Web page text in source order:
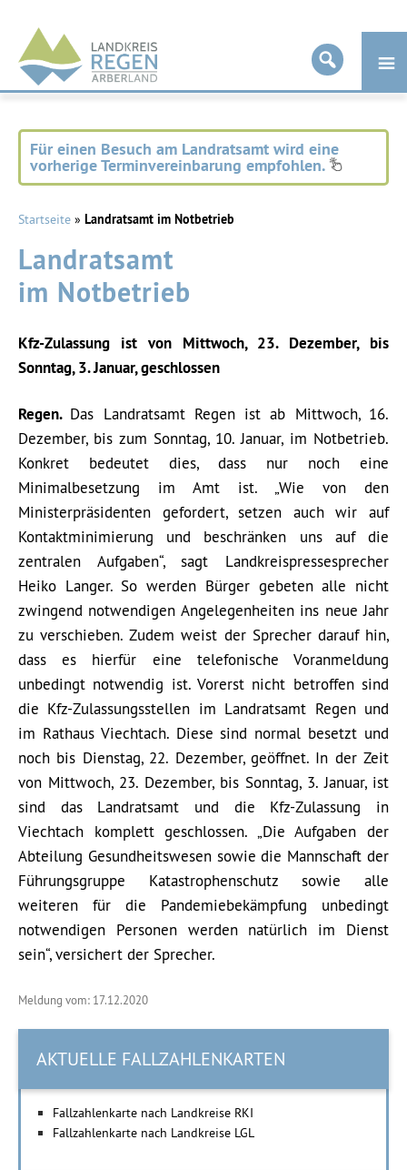
Landkreis
Regen
Für einen Besuch am Landratsamt wird eine
vorherige Terminvereinbarung empfohlen.
Startseite » Landratsamt im Notbetrieb
Landratsamt
im Notbetrieb
Kfz-Zulassung ist von Mittwoch, 23. Dezember, bis
Sonntag, 3. Januar, geschlossen
Regen. Das Landratsamt Regen ist ab Mittwoch, 16.
Dezember, bis zum Sonntag, 10. Januar, im Notbetrieb.
Konkret bedeutet dies, dass nur noch eine
Minimalbesetzung im Amt ist. „Wie von den
Ministerpräsidenten gefordert, setzen auch wir auf
Kontaktminimierung und beschränken uns auf die
zentralen Aufgaben“, sagt Landkreispressesprecher
Heiko Langer. So werden Bürger gebeten alle nicht
zwingend notwendigen Angelegenheiten ins neue Jahr
zu verschieben. Zudem weist der Sprecher darauf hin,
dass es hierfür eine telefonische Voranmeldung
unbedingt notwendig ist. Vorerst nicht betroffen sind
die Kfz-Zulassungsstellen im Landratsamt Regen und
im Rathaus Viechtach. Diese sind normal besetzt und
noch bis Dienstag, 22. Dezember, geöffnet. In der Zeit
von Mittwoch, 23. Dezember, bis Sonntag, 3. Januar, ist
sind das Landratsamt und die Kfz-Zulassung in
Viechtach komplett geschlossen. „Die Aufgaben der
Abteilung Gesundheitswesen sowie die Mannschaft der
Führungsgruppe Katastrophenschutz sowie alle
weiteren für die Pandemiebekämpfung unbedingt
notwendigen Personen werden natürlich im Dienst
sein“, versichert der Sprecher.
Meldung vom: 17.12.2020
AKTUELLE FALLZAHLENKARTEN
Fallzahlenkarte nach Landkreise RKI
Fallzahlenkarte nach Landkreise LGL